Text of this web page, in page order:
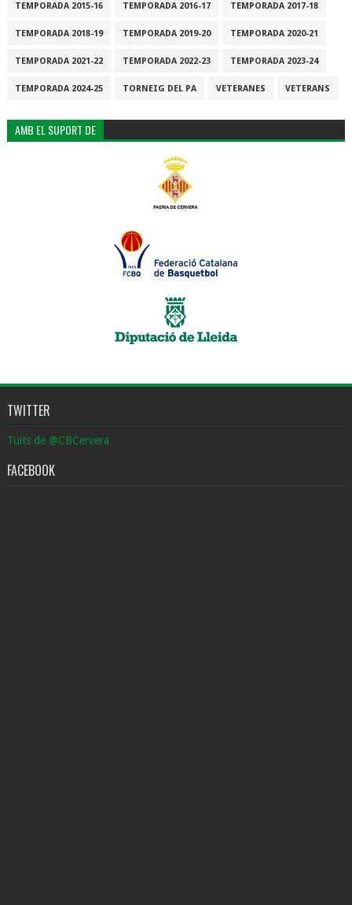
TEMPORADA 2015-16 TEMPORADA 2016-17 TEMPORADA 2017-18
TEMPORADA 2018-19 TEMPORADA 2019-20 TEMPORADA 2020-21
TEMPORADA 2021-22 TEMPORADA 2022-23 TEMPORADA 2023-24
TEMPORADA 2024-25 TORNEIG DEL PA VETERANES VETERANS
AMB EL SUPORT DE
TWITTER
Tuits de @CBCervera
FACEBOOK